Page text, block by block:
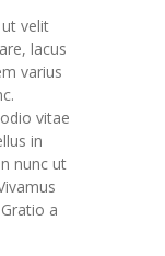
velit
lacus
varius
vitae
in
nunc ut
a